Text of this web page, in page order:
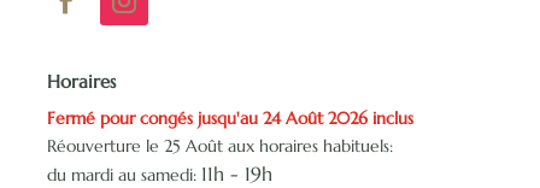
Horaires
Fermé pour congés jusqu'au 24 Août 2026 inclus
Réouverture le 25 Août aux horaires habituels:
du mardi au samedi: 11h - 19h